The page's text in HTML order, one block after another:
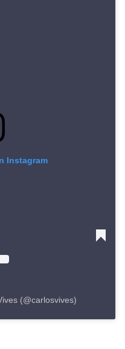
Instagram
(@carlosvives)